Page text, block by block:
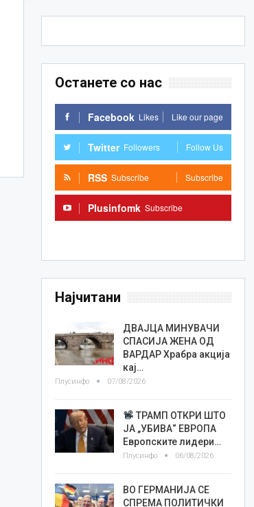
Останете со нас
Facebook Likes Like our page
Twitter Followers Follow Us
RSS Subscribe Subscribe
Plusinfomk Subscribe
Најчитани
ДВАЈЦА МИНУВАЧИ
СПАСИЈА ЖЕНА ОД
ВАРДАР Храбра акција
кај…
Плусинфо 07/08/2026
ТРАМП ОТКРИ ШТО
ЈА „УБИВА“ ЕВРОПА
Европските лидери…
Плусинфо 06/08/2026
ВО ГЕРМАНИЈА СЕ
СПРЕМА ПОЛИТИЧКИ